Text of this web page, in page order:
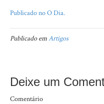
Publicado no O Dia.
Publicado emArtigos
Deixe um
Comentário